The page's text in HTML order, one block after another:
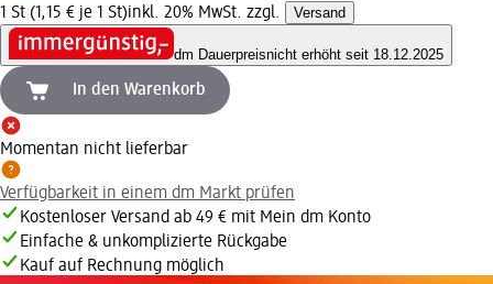
1 St (1,15 € je 1 St)inkl. 20% MwSt. zzgl. Versand
dm Dauerpreisnicht erhöht seit 18.12.2025
In den Warenkorb
Momentan nicht lieferbar
Verfügbarkeit in einem dm Markt prüfen
Kostenloser Versand ab 49 € mit Mein dm Konto
Einfache & unkomplizierte Rückgabe
Kauf auf Rechnung möglich